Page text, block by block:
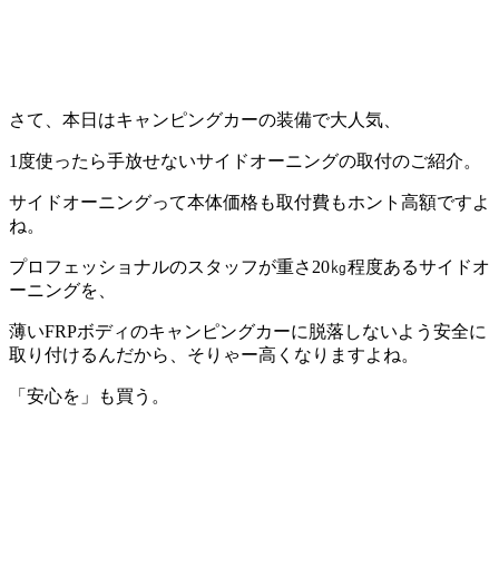
さて、本日はキャンピングカーの装備で大人気、
1度使ったら手放せないサイドオーニングの取付のご紹介。
サイドオーニングって本体価格も取付費もホント高額ですよ
ね。
プロフェッショナルのスタッフが重さ20㎏程度あるサイドオ
ーニングを、
薄いFRPボディのキャンピングカーに脱落しないよう安全に
取り付けるんだから、そりゃー高くなりますよね。
「安心を」も買う。